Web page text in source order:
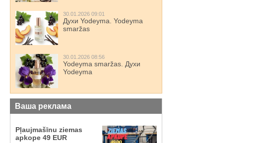
30.01.2026 09:01
Духи Yodeyma. Yodeyma
smaržas
30.01.2026 08:56
Yodeyma smaržas. Духи
Yodeyma
Ваша реклама
Pļaujmašīnu ziemas
apkope 49 EUR